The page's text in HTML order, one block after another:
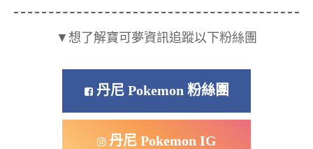
▼想了解寶可夢資訊追蹤以下粉絲團
丹尼 Pokemon 粉絲團
丹尼 Pokemon IG